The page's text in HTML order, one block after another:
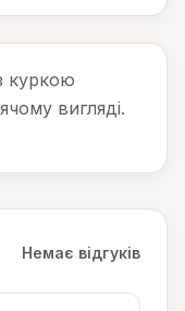
куркою
вигляді.
Немає відгуків